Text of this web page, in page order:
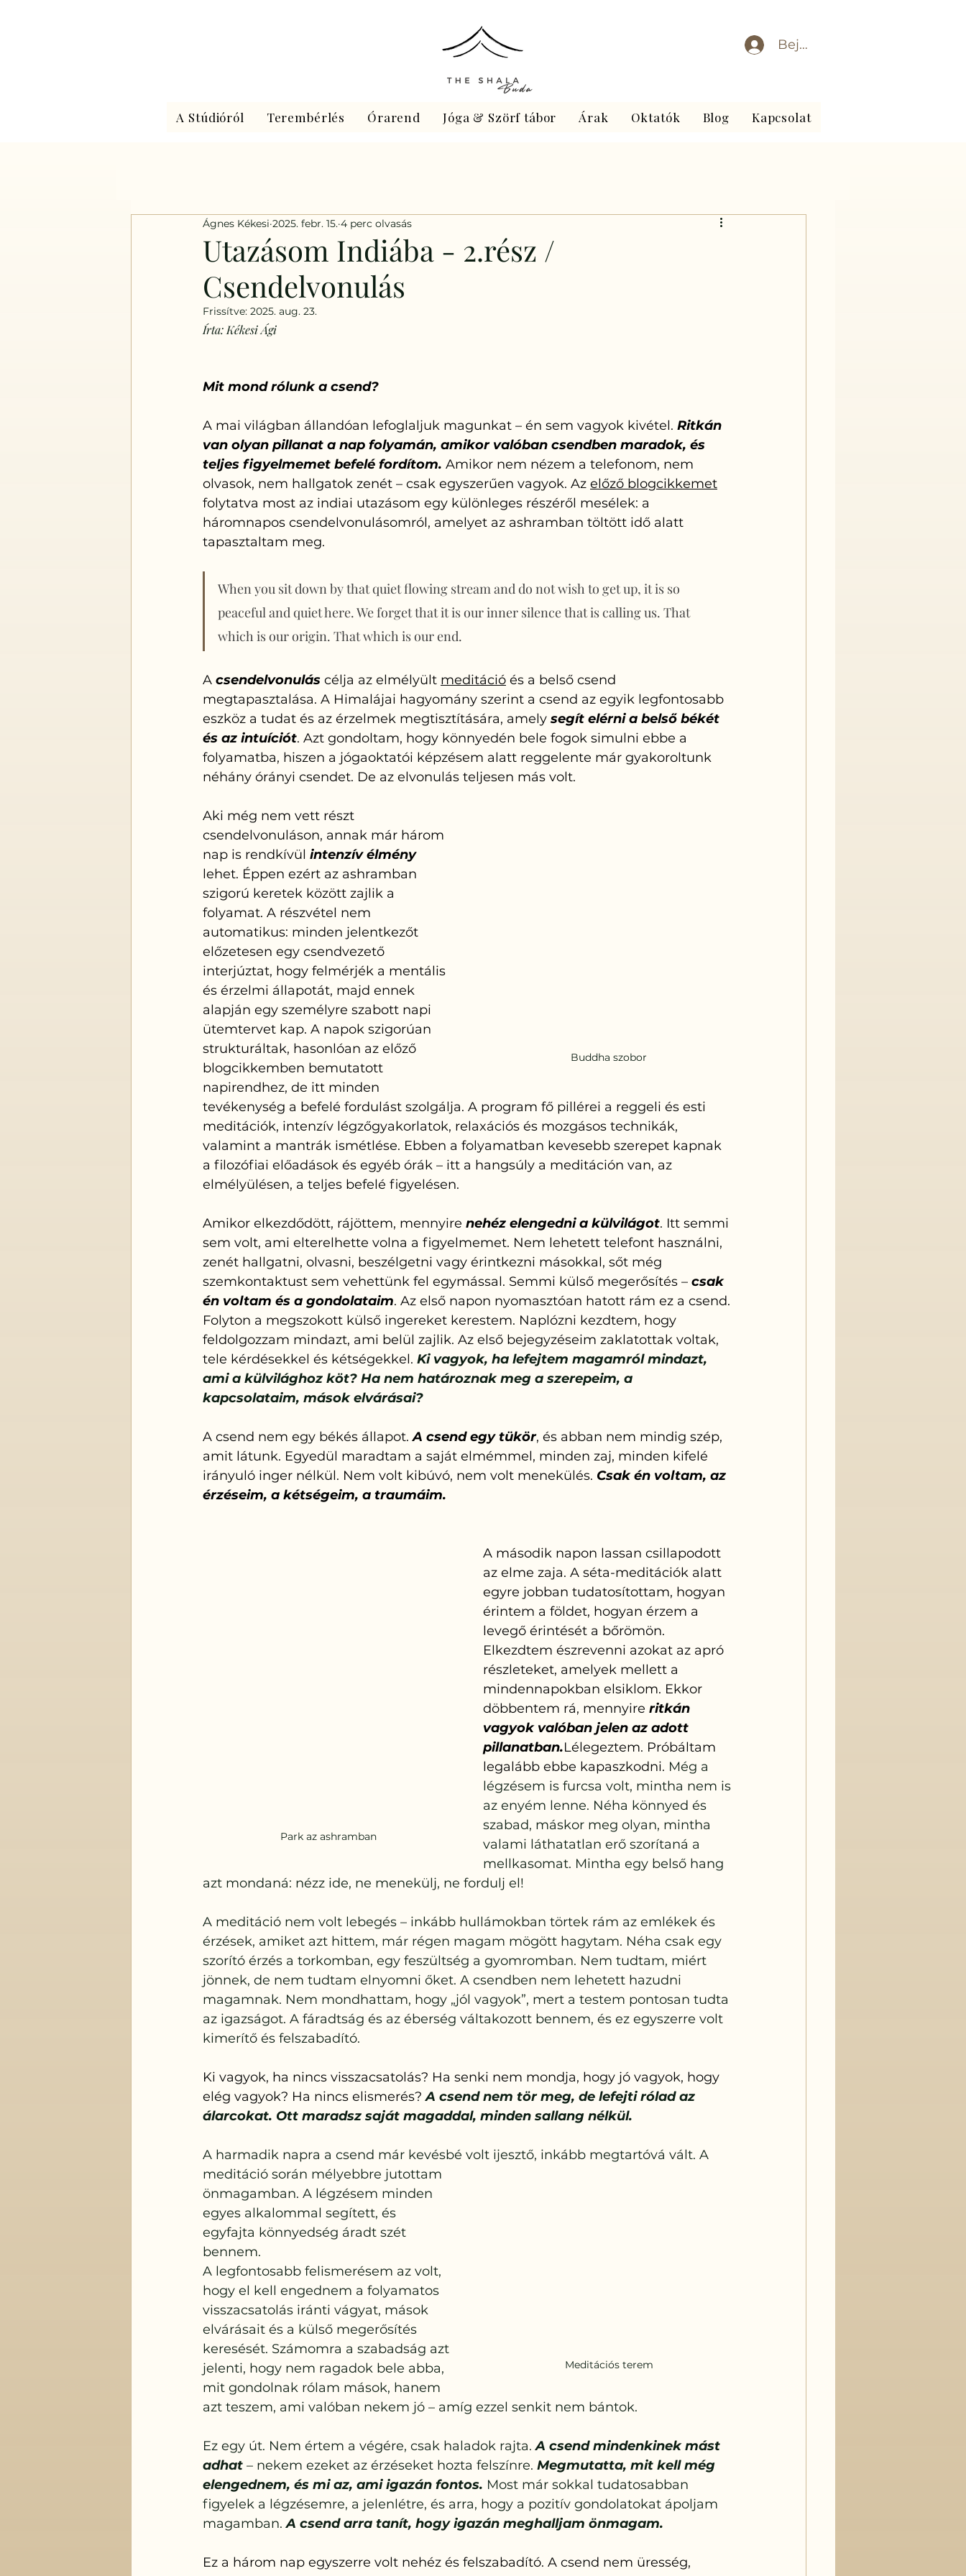
Bejelentkezés
A Stúdióról Terembérlés Órarend Jóga & Szörf tábor Árak Oktatók Blog Kapcsolat
Utazásom Indiába - 2.rész /
Csendelvonulás
Ágnes Kékesi 2025. febr. 15. 4 perc olvasás
Frissítve: 2025. aug. 23.
Írta: Kékesi Ági
Mit mond rólunk a csend?
A mai világban állandóan lefoglaljuk magunkat – én sem vagyok kivétel. Ritkán
van olyan pillanat a nap folyamán, amikor valóban csendben maradok, és
teljes figyelmemet befelé fordítom. Amikor nem nézem a telefonom, nem
olvasok, nem hallgatok zenét – csak egyszerűen vagyok. Az előző blogcikkemet
folytatva most az indiai utazásom egy különleges részéről mesélek: a
háromnapos csendelvonulásomról, amelyet az ashramban töltött idő alatt
tapasztaltam meg.
When you sit down by that quiet flowing stream and do not wish to get up, it is so
peaceful and quiet here. We forget that it is our inner silence that is calling us. That
which is our origin. That which is our end.
A csendelvonulás célja az elmélyült meditáció és a belső csend
megtapasztalása. A Himalájai hagyomány szerint a csend az egyik legfontosabb
eszköz a tudat és az érzelmek megtisztítására, amely segít elérni a belső békét
és az intuíciót. Azt gondoltam, hogy könnyedén bele fogok simulni ebbe a
folyamatba, hiszen a jógaoktatói képzésem alatt reggelente már gyakoroltunk
néhány órányi csendet. De az elvonulás teljesen más volt.
Buddha szobor
Aki még nem vett részt
csendelvonuláson, annak már három
nap is rendkívül intenzív élmény
lehet. Éppen ezért az ashramban
szigorú keretek között zajlik a
folyamat. A részvétel nem
automatikus: minden jelentkezőt
előzetesen egy csendvezető
interjúztat, hogy felmérjék a mentális
és érzelmi állapotát, majd ennek
alapján egy személyre szabott napi
ütemtervet kap. A napok szigorúan
strukturáltak, hasonlóan az előző
blogcikkemben bemutatott
napirendhez, de itt minden
tevékenység a befelé fordulást szolgálja. A program fő pillérei a reggeli és esti
meditációk, intenzív légzőgyakorlatok, relaxációs és mozgásos technikák,
valamint a mantrák ismétlése. Ebben a folyamatban kevesebb szerepet kapnak
a filozófiai előadások és egyéb órák – itt a hangsúly a meditáción van, az
elmélyülésen, a teljes befelé figyelésen.
Amikor elkezdődött, rájöttem, mennyire nehéz elengedni a külvilágot. Itt semmi
sem volt, ami elterelhette volna a figyelmemet. Nem lehetett telefont használni,
zenét hallgatni, olvasni, beszélgetni vagy érintkezni másokkal, sőt még
szemkontaktust sem vehettünk fel egymással. Semmi külső megerősítés – csak
én voltam és a gondolataim. Az első napon nyomasztóan hatott rám ez a csend.
Folyton a megszokott külső ingereket kerestem. Naplózni kezdtem, hogy
feldolgozzam mindazt, ami belül zajlik. Az első bejegyzéseim zaklatottak voltak,
tele kérdésekkel és kétségekkel. Ki vagyok, ha lefejtem magamról mindazt,
ami a külvilághoz köt? Ha nem határoznak meg a szerepeim, a
kapcsolataim, mások elvárásai?
A csend nem egy békés állapot. A csend egy tükör, és abban nem mindig szép,
amit látunk. Egyedül maradtam a saját elmémmel, minden zaj, minden kifelé
irányuló inger nélkül. Nem volt kibúvó, nem volt menekülés. Csak én voltam, az
érzéseim, a kétségeim, a traumáim.
Park az ashramban
A második napon lassan csillapodott
az elme zaja. A séta-meditációk alatt
egyre jobban tudatosítottam, hogyan
érintem a földet, hogyan érzem a
levegő érintését a bőrömön.
Elkezdtem észrevenni azokat az apró
részleteket, amelyek mellett a
mindennapokban elsiklom. Ekkor
döbbentem rá, mennyire ritkán
vagyok valóban jelen az adott
pillanatban.Lélegeztem. Próbáltam
legalább ebbe kapaszkodni. Még a
légzésem is furcsa volt, mintha nem is
az enyém lenne. Néha könnyed és
szabad, máskor meg olyan, mintha
valami láthatatlan erő szorítaná a
mellkasomat. Mintha egy belső hang
azt mondaná: nézz ide, ne menekülj, ne fordulj el!
A meditáció nem volt lebegés – inkább hullámokban törtek rám az emlékek és
érzések, amiket azt hittem, már régen magam mögött hagytam. Néha csak egy
szorító érzés a torkomban, egy feszültség a gyomromban. Nem tudtam, miért
jönnek, de nem tudtam elnyomni őket. A csendben nem lehetett hazudni
magamnak. Nem mondhattam, hogy „jól vagyok”, mert a testem pontosan tudta
az igazságot. A fáradtság és az éberség váltakozott bennem, és ez egyszerre volt
kimerítő és felszabadító.
Ki vagyok, ha nincs visszacsatolás? Ha senki nem mondja, hogy jó vagyok, hogy
elég vagyok? Ha nincs elismerés? A csend nem tör meg, de lefejti rólad az
álarcokat. Ott maradsz saját magaddal, minden sallang nélkül.
A harmadik napra a csend már kevésbé volt ijesztő, inkább megtartóvá vált. A
Meditációs terem
meditáció során mélyebbre jutottam
önmagamban. A légzésem minden
egyes alkalommal segített, és
egyfajta könnyedség áradt szét
bennem.
A legfontosabb felismerésem az volt,
hogy el kell engednem a folyamatos
visszacsatolás iránti vágyat, mások
elvárásait és a külső megerősítés
keresését. Számomra a szabadság azt
jelenti, hogy nem ragadok bele abba,
mit gondolnak rólam mások, hanem
azt teszem, ami valóban nekem jó – amíg ezzel senkit nem bántok.
Ez egy út. Nem értem a végére, csak haladok rajta. A csend mindenkinek mást
adhat – nekem ezeket az érzéseket hozta felszínre. Megmutatta, mit kell még
elengednem, és mi az, ami igazán fontos. Most már sokkal tudatosabban
figyelek a légzésemre, a jelenlétre, és arra, hogy a pozitív gondolatokat ápoljam
magamban. A csend arra tanít, hogy igazán meghalljam önmagam.
Ez a három nap egyszerre volt nehéz és felszabadító. A csend nem üresség,